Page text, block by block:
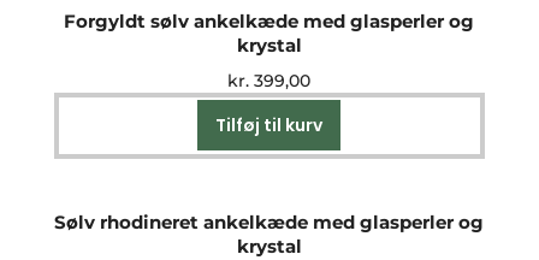
Forgyldt sølv ankelkæde med glasperler og
krystal
kr. 399,00
Tilføj til kurv
Sølv rhodineret ankelkæde med glasperler og
krystal